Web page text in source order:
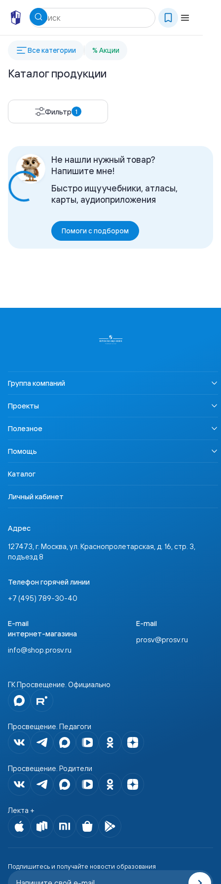
Все категории % Акции
Каталог продукции
Фильтр 1
Не нашли нужный товар?
Напишите мне!
Быстро ищу учебники, атласы,
карты, аудиоприложения
Помоги с подбором
Группа компаний
Устойчивое развитие
Информация для СМИ
Карьера
Правовая информация
Осторожно, контрафакт
Контакты
Проекты
Урок безопасности
Наша Победа
Профориентация
Учимся для жизни
ССТ Лингвотест
Полезное
Родителям
Ученикам
Партнёрам
Инвесторам
Помощь
Где купить
Задать вопрос
Каталог
Личный кабинет
Адрес
127473, г. Москва, ул. Краснопролетарская, д. 16, стр. 3,
подъезд 8
Телефон горячей линии
+7 (495) 789-30-40
E-mail
интернет-магазина
info@shop.prosv.ru
E-mail
prosv@prosv.ru
Подпишитесь и получайте новости образования
ГК Просвещение. Официально
Просвещение. Педагоги
Лекта +
Просвещение. Родители